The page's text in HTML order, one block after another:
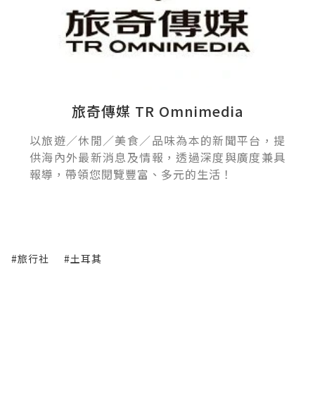
旅奇傳媒 TR Omnimedia
以旅遊／休閒／美食／品味為本的新聞平台，提
供海內外最新消息及情報，透過深度與廣度兼具
報導，帶領您閱覽豐富、多元的生活！
#旅行社 #土耳其